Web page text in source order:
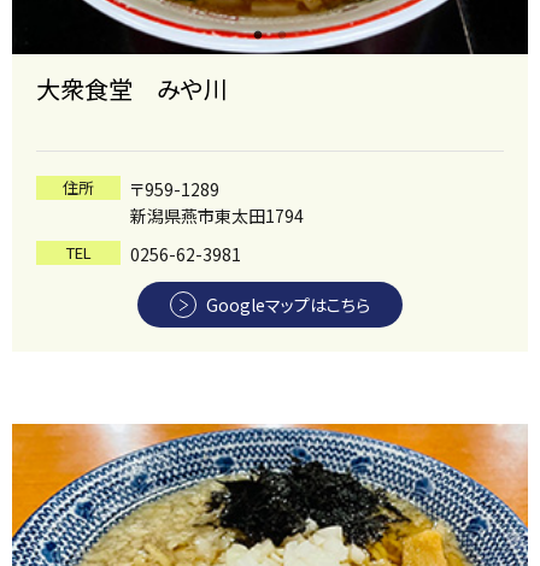
大衆食堂 みや川
住所
〒959-1289
新潟県燕市東太田1794
TEL 0256-62-3981
Googleマップはこちら